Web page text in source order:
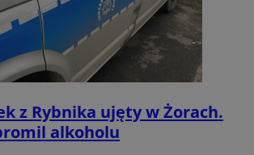
z Rybnika ujęty w Żorach.
alkoholu